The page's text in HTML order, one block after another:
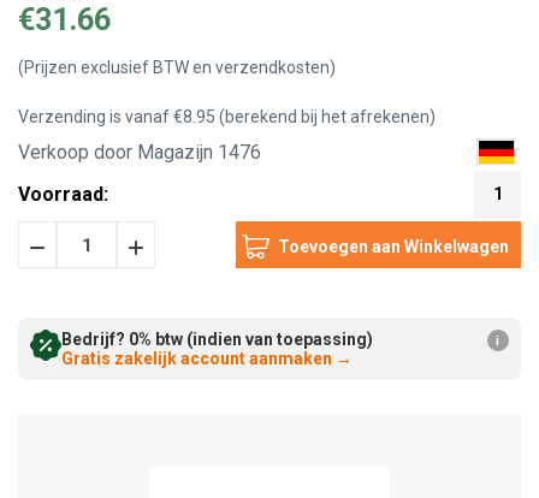
€31.66
(Prijzen exclusief BTW en verzendkosten)
Verzending is vanaf €8.95 (berekend bij het afrekenen)
Verkoop door Magazijn 1476
Voorraad:
1
HoeveelheidHoeveelheid
Bedrijf? 0% btw (indien van toepassing)
Gratis zakelijk account aanmaken →
i